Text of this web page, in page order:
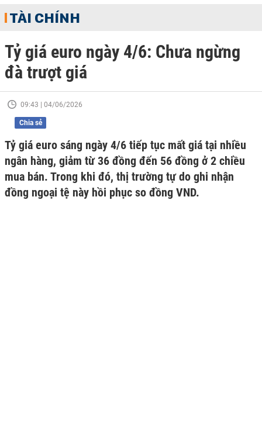
TÀI CHÍNH
Tỷ giá euro ngày 4/6: Chưa ngừng
đà trượt giá
09:43 | 04/06/2026
Chia sẻ
Tỷ giá euro sáng ngày 4/6 tiếp tục mất giá tại nhiều
ngân hàng, giảm từ 36 đồng đến 56 đồng ở 2 chiều
mua bán. Trong khi đó, thị trường tự do ghi nhận
đồng ngoại tệ này hồi phục so đồng VND.